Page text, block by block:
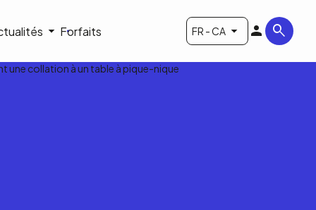
Forfaits FR - CA